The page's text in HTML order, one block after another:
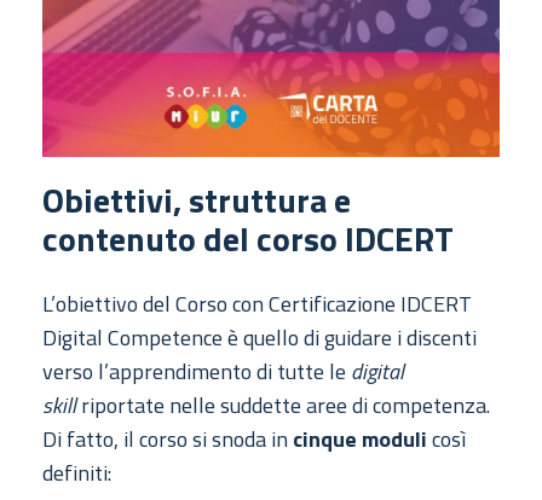
Obiettivi, struttura e
contenuto del corso IDCERT
L’obiettivo del Corso con Certificazione IDCERT
Digital Competence è quello di guidare i discenti
verso l’apprendimento di tutte le digital
skillriportate nelle suddette aree di competenza.
Di fatto, il corso si snoda in cinque modulicosì
definiti: